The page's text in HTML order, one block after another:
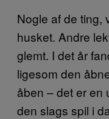
Nogle af de ting,
husket. Andre
glemt. I det år
ligesom den
åben – det er
den slags spil i